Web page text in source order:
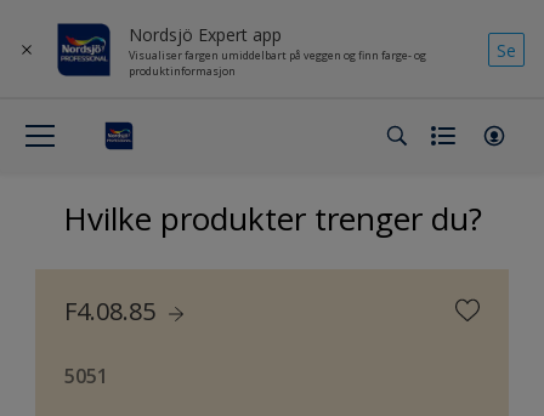
Nordsjö Expert app
Visualiser fargen umiddelbart på veggen og finn farge- og
produktinformasjon
Se
Hvilke produkter trenger du?
F4.08.85
5051